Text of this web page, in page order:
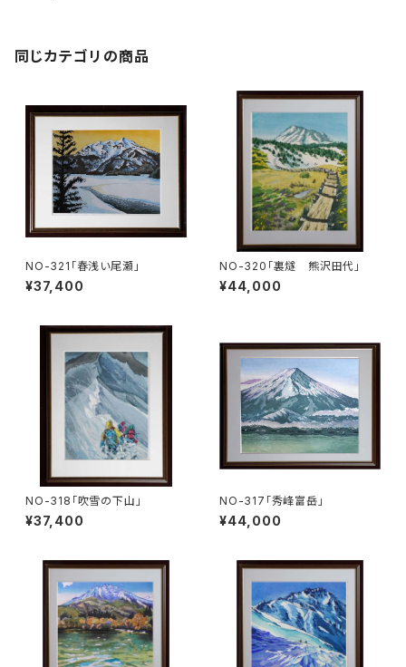
同じカテゴリの商品
NO-321「春浅い尾瀬」
¥37,400
NO-320「裏燧 熊沢田代」
¥44,000
NO-318「吹雪の下山」
¥37,400
NO-317「秀峰富岳」
¥44,000